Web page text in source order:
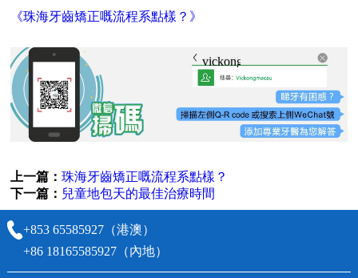
《珠海牙齒矯正嘅流程系點樣？》
vickongmacau
上一篇：珠海牙齒矯正嘅流程系點樣？
下一篇： 兒童地包天的最佳治療時間
+853 65585927（港澳）
+86 18165585927（內地）